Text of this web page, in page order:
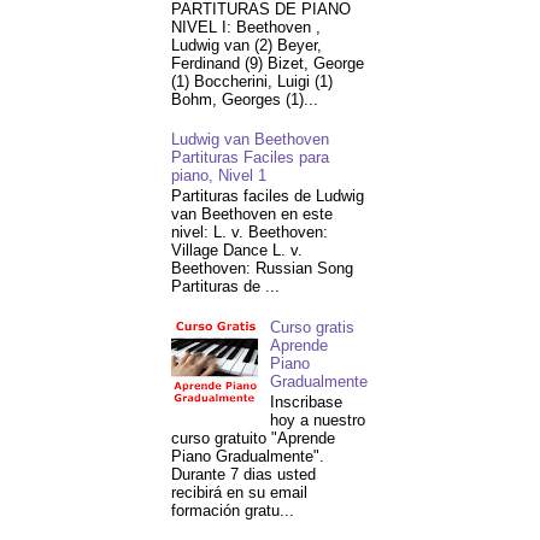
PARTITURAS DE PIANO
NIVEL I: Beethoven ,
Ludwig van (2) Beyer,
Ferdinand (9) Bizet, George
(1) Boccherini, Luigi (1)
Bohm, Georges (1)...
Ludwig van Beethoven
Partituras Faciles para
piano, Nivel 1
Partituras faciles de Ludwig
van Beethoven en este
nivel: L. v. Beethoven:
Village Dance L. v.
Beethoven: Russian Song
Partituras de ...
Curso gratis
Aprende
Piano
Gradualmente
Inscribase
hoy a nuestro
curso gratuito "Aprende
Piano Gradualmente".
Durante 7 dias usted
recibirá en su email
formación gratu...